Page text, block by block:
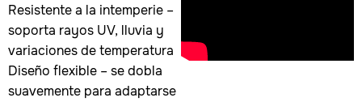
Resistente a la intemperie –
soporta rayos UV, lluvia y
variaciones de temperatura
Diseño flexible – se dobla
suavemente para adaptarse